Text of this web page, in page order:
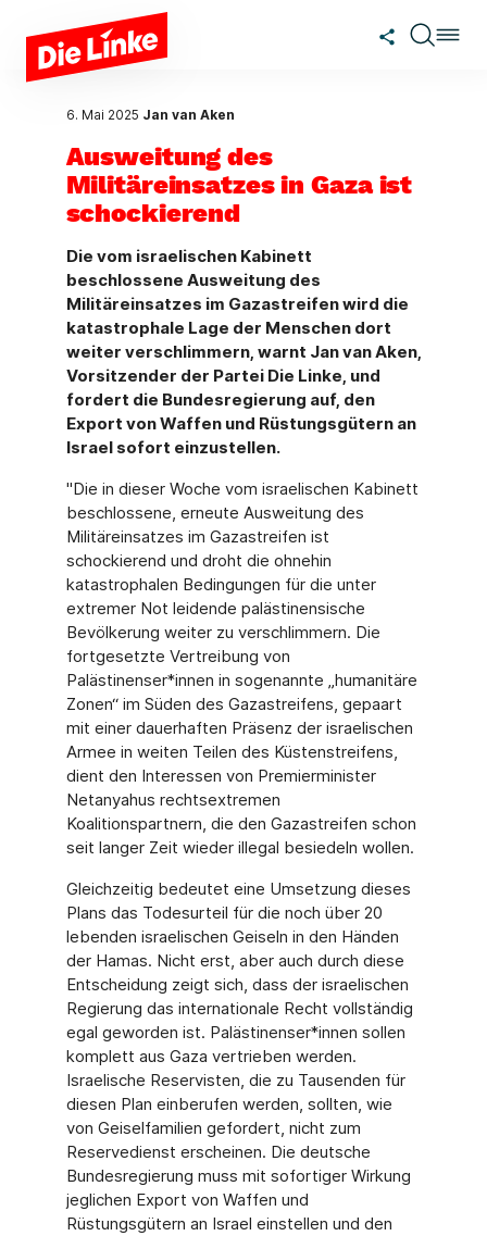
Zum Hauptinhalt springen
6. Mai 2025 Jan van Aken
Ausweitung des
Militäreinsatzes in Gaza ist
schockierend
Die vom israelischen Kabinett
beschlossene Ausweitung des
Militäreinsatzes im Gazastreifen wird die
katastrophale Lage der Menschen dort
weiter verschlimmern, warnt Jan van Aken,
Vorsitzender der Partei Die Linke, und
fordert die Bundesregierung auf, den
Export von Waffen und Rüstungsgütern an
Israel sofort einzustellen.
"Die in dieser Woche vom israelischen Kabinett
beschlossene, erneute Ausweitung des
Militäreinsatzes im Gazastreifen ist
schockierend und droht die ohnehin
katastrophalen Bedingungen für die unter
extremer Not leidende palästinensische
Bevölkerung weiter zu verschlimmern. Die
fortgesetzte Vertreibung von
Palästinenser*innen in sogenannte „humanitäre
Zonen“ im Süden des Gazastreifens, gepaart
mit einer dauerhaften Präsenz der israelischen
Armee in weiten Teilen des Küstenstreifens,
dient den Interessen von Premierminister
Netanyahus rechtsextremen
Koalitionspartnern, die den Gazastreifen schon
seit langer Zeit wieder illegal besiedeln wollen.
Gleichzeitig bedeutet eine Umsetzung dieses
Plans das Todesurteil für die noch über 20
lebenden israelischen Geiseln in den Händen
der Hamas. Nicht erst, aber auch durch diese
Entscheidung zeigt sich, dass der israelischen
Regierung das internationale Recht vollständig
egal geworden ist. Palästinenser*innen sollen
komplett aus Gaza vertrieben werden.
Israelische Reservisten, die zu Tausenden für
diesen Plan einberufen werden, sollten, wie
von Geiselfamilien gefordert, nicht zum
Reservedienst erscheinen. Die deutsche
Bundesregierung muss mit sofortiger Wirkung
jeglichen Export von Waffen und
Rüstungsgütern an Israel einstellen und den